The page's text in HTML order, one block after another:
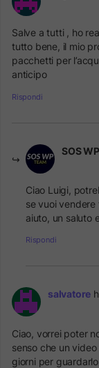
Salve a tutti , ho
tutto bene, il mio
pacchetti per
anticipo
Rispondi
SOS
Ciao Luigi,
se vuoi
aiuto, un saluto
Rispondi
salvatore
Ciao, vorrei poter
senso che un
giorni per